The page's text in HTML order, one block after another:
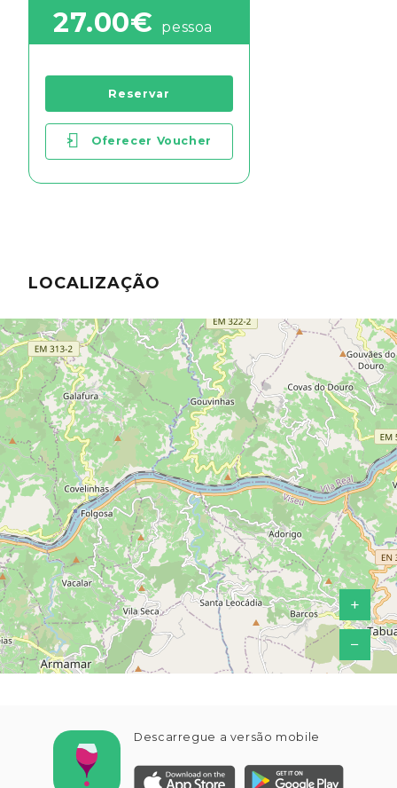
27.00€ pessoa
Reservar
> Oferecer Voucher
LOCALIZAÇÃO
+
−
Descarregue a versão mobile